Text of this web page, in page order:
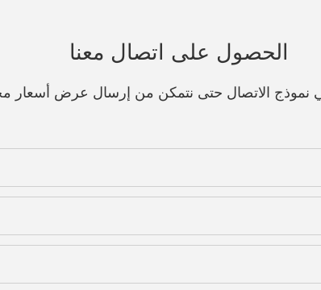
الحصول على اتصال معنا
نموذج الاتصال حتى نتمكن من إرسال عرض أسعار